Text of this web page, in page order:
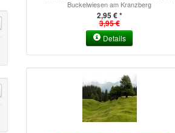
Buckelwiesen am Kranzberg
2,95 € *
3,95 €
Details